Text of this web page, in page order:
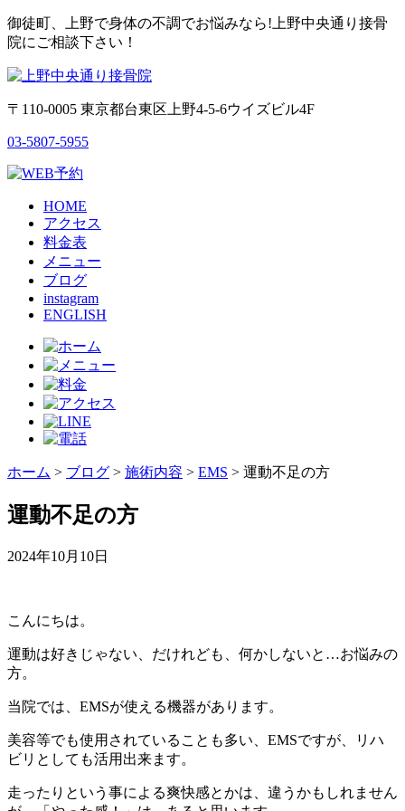
御徒町、上野で身体の不調でお悩みなら!上野中央通り接骨
院にご相談下さい！
〒110-0005 東京都台東区上野4-5-6ウイズビル4F
03-5807-5955
HOME
アクセス
料金表
メニュー
ブログ
instagram
ENGLISH
ホーム > ブログ > 施術内容 > EMS > 運動不足の方
運動不足の方
2024年10月10日
こんにちは。
運動は好きじゃない、だけれども、何かしないと…お悩みの
方。
当院では、EMSが使える機器があります。
美容等でも使用されていることも多い、EMSですが、リハ
ビリとしても活用出来ます。
走ったりという事による爽快感とかは、違うかもしれません